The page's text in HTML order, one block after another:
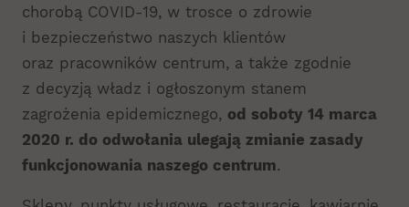
chorobą COVID-19, w trosce o zdrowie
i bezpieczeństwo naszych klientów
oraz pracowników centrum, a także zgodnie
z decyzją władz i ogłoszonym stanem
zagrożenia epidemicznego, od soboty 14 marca
2020 r. do odwołania ulegają zmianie zasady
funkcjonowania naszego centrum.